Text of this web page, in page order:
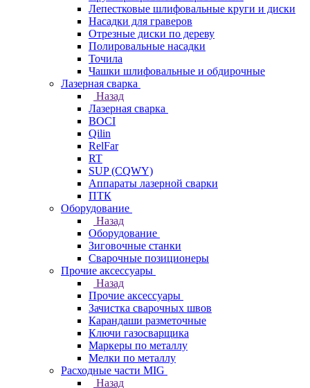
Лепестковые шлифовальные круги и диски
Насадки для граверов
Отрезные диски по дереву
Полировальные насадки
Точила
Чашки шлифовальные и обдирочные
Лазерная сварка
Назад
Лазерная сварка
BOCI
Qilin
RelFar
RT
SUP (CQWY)
Аппараты лазерной сварки
ПТК
Оборудование
Назад
Оборудование
Зиговочные станки
Сварочные позиционеры
Прочие аксессуары
Назад
Прочие аксессуары
Зачистка сварочных швов
Карандаши разметочные
Ключи газосварщика
Маркеры по металлу
Мелки по металлу
Расходные части MIG
Назад